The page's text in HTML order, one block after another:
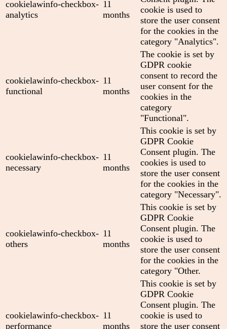
cookielawinfo-checkbox-
analytics
11
months
cookie is used to
store the user consent
for the cookies in the
category "Analytics".
cookielawinfo-checkbox-
functional
11
months
The cookie is set by
GDPR cookie
consent to record the
user consent for the
cookies in the
category
"Functional".
cookielawinfo-checkbox-
necessary
11
months
This cookie is set by
GDPR Cookie
Consent plugin. The
cookies is used to
store the user consent
for the cookies in the
category "Necessary".
cookielawinfo-checkbox-
others
11
months
This cookie is set by
GDPR Cookie
Consent plugin. The
cookie is used to
store the user consent
for the cookies in the
category "Other.
cookielawinfo-checkbox-
performance
11
months
This cookie is set by
GDPR Cookie
Consent plugin. The
cookie is used to
store the user consent